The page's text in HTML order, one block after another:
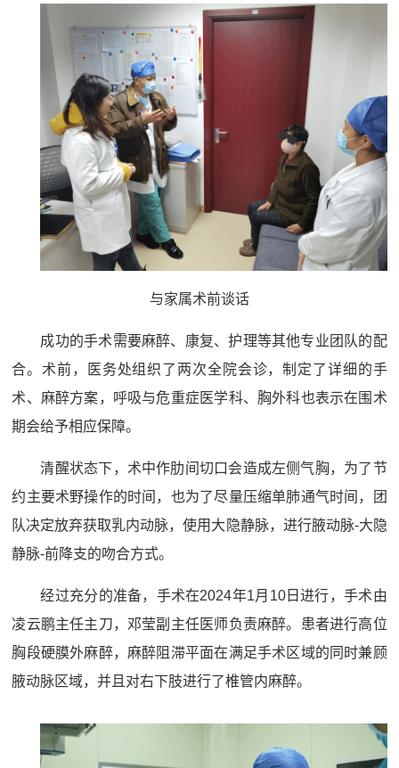
与家属术前谈话
成功的手术需要麻醉、康复、护理等其他专业团队的配
合。术前，医务处组织了两次全院会诊，制定了详细的手
术、麻醉方案，呼吸与危重症医学科、胸外科也表示在围术
期会给予相应保障。
清醒状态下，术中作肋间切口会造成左侧气胸，为了节
约主要术野操作的时间，也为了尽量压缩单肺通气时间，团
队决定放弃获取乳内动脉，使用大隐静脉，进行腋动脉-大隐
静脉-前降支的吻合方式。
经过充分的准备，手术在2024年1月10日进行，手术由
凌云鹏主任主刀，邓莹副主任医师负责麻醉。患者进行高位
胸段硬膜外麻醉，麻醉阻滞平面在满足手术区域的同时兼顾
腋动脉区域，并且对右下肢进行了椎管内麻醉。